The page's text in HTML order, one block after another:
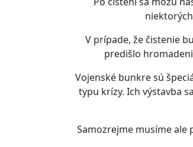
V prípade, že čistenie
predišlo
Vojenské bunkre sú
typu krízy. Ich výstavba
Samozrejme musíme ale